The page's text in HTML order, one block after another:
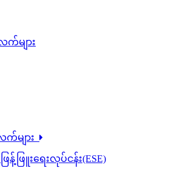
များ
များ
န့်ဖြူးရေးလုပ်ငန်း(ESE)